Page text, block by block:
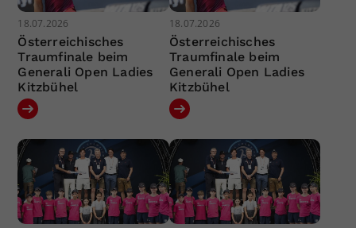
18.07.2026
Österreichisches
Traumfinale beim
Generali Open Ladies
Kitzbühel
18.07.2026
Österreichisches
Traumfinale beim
Generali Open Ladies
Kitzbühel